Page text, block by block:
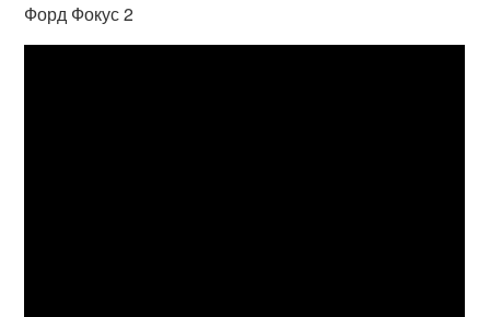
Форд Фокус 2